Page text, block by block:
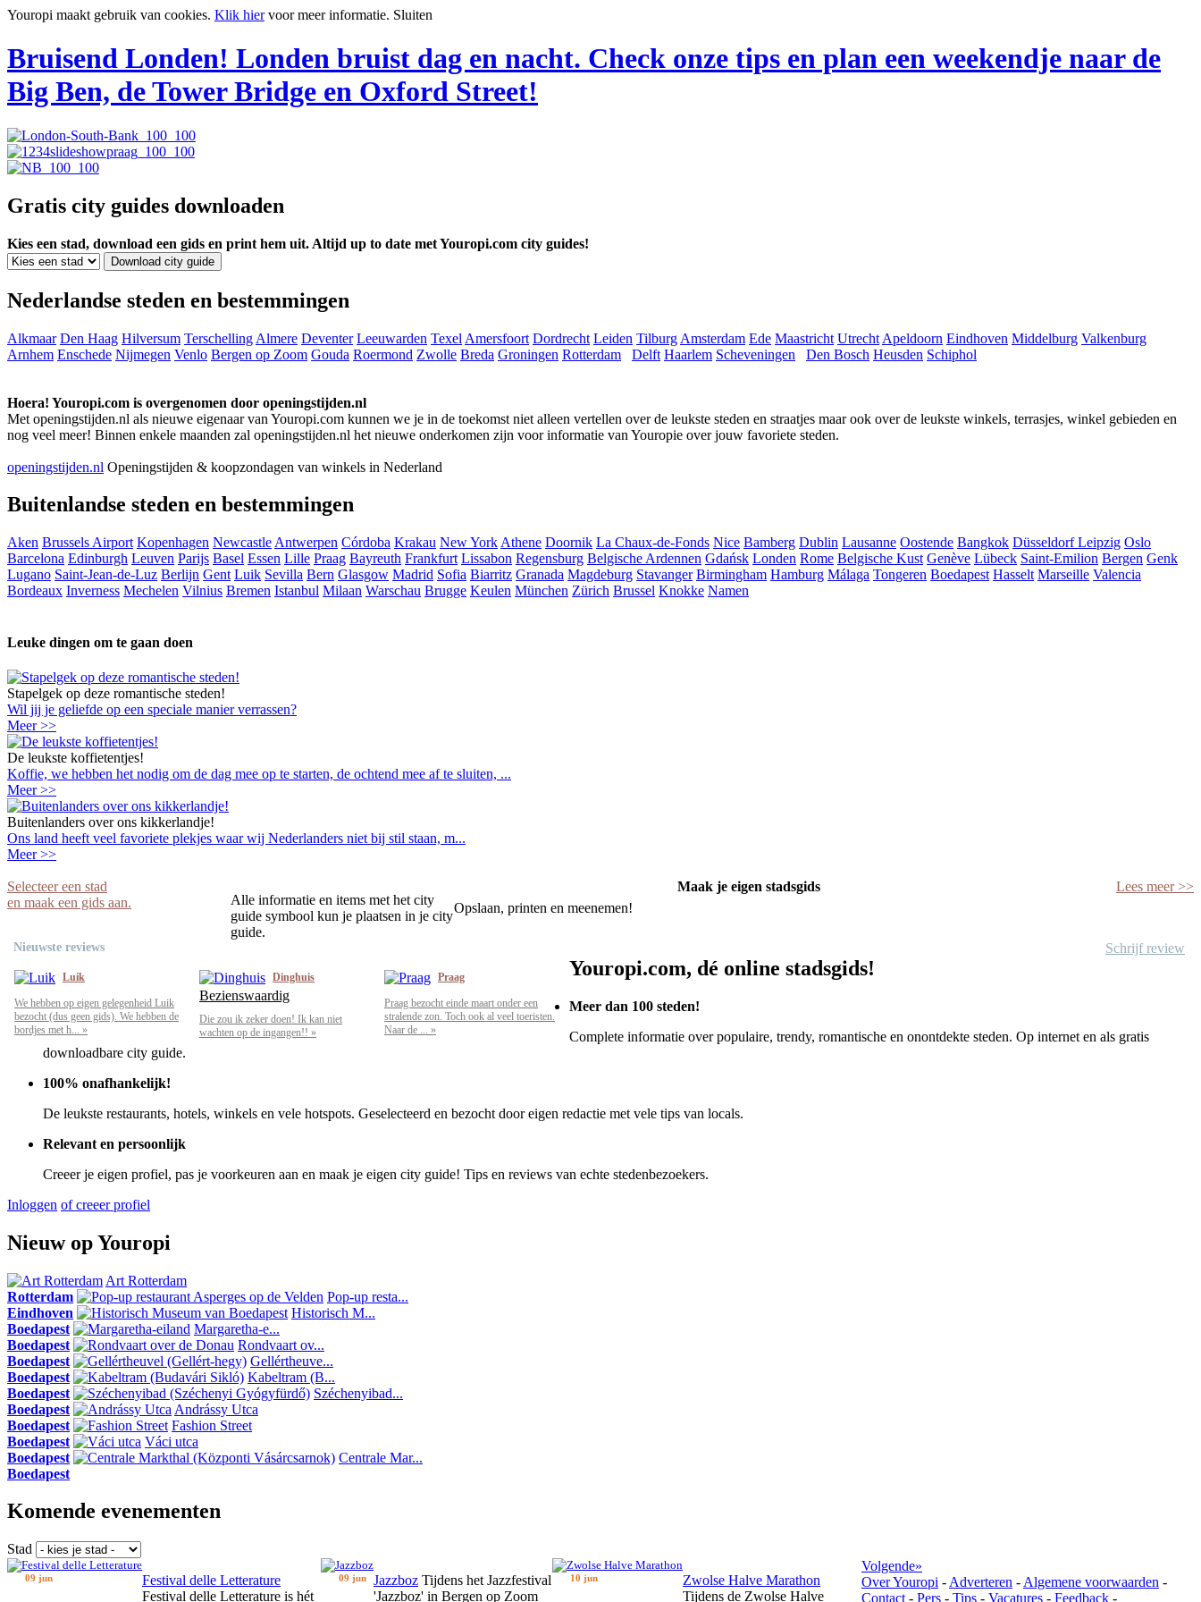
Youropi maakt gebruik van cookies. Klik hiervoor meer informatie. Sluiten
Bruisend Londen! Londen bruist dag en nacht. Check onze tips en plan een weekendje naar de
Big Ben, de Tower Bridge en Oxford Street!
Gratis city guides downloaden
Kies een stad, download een gids en print hem uit. Altijd up to date met Youropi.com city guides!
Nederlandse steden en bestemmingen
Alkmaar Den Haag Hilversum Terschelling Almere Deventer Leeuwarden Texel Amersfoort Dordrecht Leiden Tilburg Amsterdam Ede Maastricht Utrecht Apeldoorn Eindhoven Middelburg Valkenburg
Arnhem Enschede Nijmegen Venlo Bergen op Zoom Gouda Roermond Zwolle Breda Groningen Rotterdam Delft Haarlem Scheveningen Den Bosch Heusden Schiphol
Hoera! Youropi.com is overgenomen door openingstijden.nl
Met openingstijden.nl als nieuwe eigenaar van Youropi.com kunnen we je in de toekomst niet alleen vertellen over de leukste steden en straatjes maar ook over de leukste winkels, terrasjes, winkel gebieden en
nog veel meer! Binnen enkele maanden zal openingstijden.nl het nieuwe onderkomen zijn voor informatie van Youropie over jouw favoriete steden.
openingstijden.nl Openingstijden & koopzondagen van winkels in Nederland
Buitenlandse steden en bestemmingen
Aken Brussels Airport Kopenhagen Newcastle Antwerpen Córdoba Krakau New York Athene Doornik La Chaux-de-Fonds Nice Bamberg Dublin Lausanne Oostende Bangkok DüsseldorfLeipzig Oslo
Barcelona Edinburgh Leuven Parijs Basel Essen Lille Praag Bayreuth Frankfurt Lissabon Regensburg Belgische Ardennen Gdańsk Londen Rome Belgische Kust Genève Lübeck Saint-Emilion Bergen Genk
Lugano Saint-Jean-de-Luz Berlijn Gent Luik Sevilla Bern Glasgow Madrid Sofia Biarritz Granada Magdeburg Stavanger Birmingham Hamburg Málaga Tongeren Boedapest Hasselt Marseille Valencia
Bordeaux Inverness Mechelen Vilnius Bremen Istanbul Milaan Warschau Brugge Keulen München Zürich Brussel Knokke Namen
Leuke dingen om te gaan doen
Stapelgek op deze romantische steden!
Wil jij je geliefde op een speciale manier verrassen?
Meer >>
De leukste koffietentjes!
Koffie, we hebben het nodig om de dag mee op te starten, de ochtend mee af te sluiten, ...
Meer >>
Buitenlanders over ons kikkerlandje!
Ons land heeft veel favoriete plekjes waar wij Nederlanders niet bij stil staan, m...
Meer >>
Maak je eigen stadsgids
Selecteer een stad
en maak een gids aan.
Alle informatie en items met het city
guide symbool kun je plaatsen in je city
guide.
Opslaan, printen en meenemen!
Lees meer >>
Nieuwste reviews Schrijf review
Luik
We hebben op eigen gelegenheid Luik
bezocht (dus geen gids). We hebben de
bordjes met h... »
Dinghuis
Bezienswaardig
Die zou ik zeker doen! Ik kan niet
wachten op de ingangen!! »
Praag
Praag bezocht einde maart onder een
stralende zon. Toch ook al veel toeristen.
Naar de ... »
Youropi.com, dé online stadsgids!
Meer dan 100 steden!
Complete informatie over populaire, trendy, romantische en onontdekte steden. Op internet en als gratis
downloadbare city guide.
100% onafhankelijk!
De leukste restaurants, hotels, winkels en vele hotspots. Geselecteerd en bezocht door eigen redactie met vele tips van locals.
Relevant en persoonlijk
Creeer je eigen profiel, pas je voorkeuren aan en maak je eigen city guide! Tips en reviews van echte stedenbezoekers.
Inloggen of creeer profiel
Nieuw op Youropi
Art Rotterdam
Rotterdam
Pop-up resta...
Eindhoven
Historisch M...
Boedapest
Margaretha-e...
Boedapest
Rondvaart ov...
Boedapest
Gellértheuve...
Boedapest
Kabeltram (B...
Boedapest
Széchenyibad...
Boedapest
Andrássy Utca
Boedapest
Fashion Street
Boedapest
Váci utca
Boedapest
Centrale Mar...
Boedapest
Komende evenementen
Stad
09 jun
Festival delle Letterature
Festival delle Letterature is hét
09 jun Jazzboz Tijdens het Jazzfestival
'Jazzboz' in Bergen op Zoom
10 jun
Zwolse Halve Marathon
Tijdens de Zwolse Halve
Volgende»
Over Youropi - Adverteren - Algemene voorwaarden -
Contact - Pers - Tips - Vacatures - Feedback -